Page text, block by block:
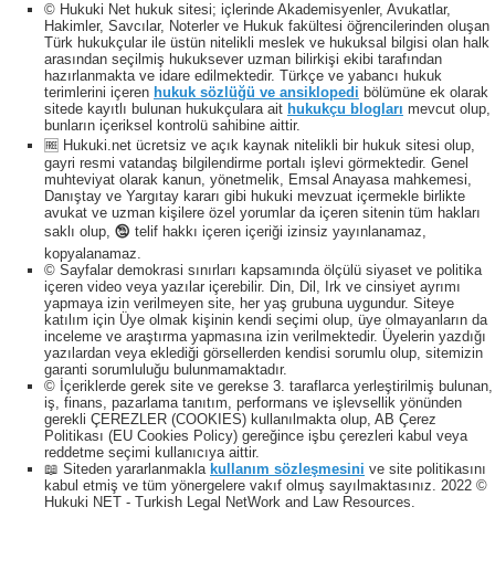
© Hukuki Net hukuk sitesi; içlerinde Akademisyenler, Avukatlar,
Hakimler, Savcılar, Noterler ve Hukuk fakültesi öğrencilerinden oluşan
Türk hukukçular ile üstün nitelikli meslek ve hukuksal bilgisi olan halk
arasından seçilmiş hukuksever uzman bilirkişi ekibi tarafından
hazırlanmakta ve idare edilmektedir. Türkçe ve yabancı hukuk
terimlerini içeren hukuk sözlüğü ve ansiklopedi bölümüne ek olarak
sitede kayıtlı bulunan hukukçulara ait hukukçu blogları mevcut olup,
bunların içeriksel kontrolü sahibine aittir.
🆓 Hukuki.net ücretsiz ve açık kaynak nitelikli bir hukuk sitesi olup,
gayri resmi vatandaş bilgilendirme portalı işlevi görmektedir. Genel
muhteviyat olarak kanun, yönetmelik, Emsal Anayasa mahkemesi,
Danıştay ve Yargıtay kararı gibi hukuki mevzuat içermekle birlikte
avukat ve uzman kişilere özel yorumlar da içeren sitenin tüm hakları
saklı olup, 🕲 telif hakkı içeren içeriği izinsiz yayınlanamaz,
kopyalanamaz.
© Sayfalar demokrasi sınırları kapsamında ölçülü siyaset ve politika
içeren video veya yazılar içerebilir. Din, Dil, Irk ve cinsiyet ayrımı
yapmaya izin verilmeyen site, her yaş grubuna uygundur. Siteye
katılım için Üye olmak kişinin kendi seçimi olup, üye olmayanların da
inceleme ve araştırma yapmasına izin verilmektedir. Üyelerin yazdığı
yazılardan veya eklediği görsellerden kendisi sorumlu olup, sitemizin
garanti sorumluluğu bulunmamaktadır.
© İçeriklerde gerek site ve gerekse 3. taraflarca yerleştirilmiş bulunan,
iş, finans, pazarlama tanıtım, performans ve işlevsellik yönünden
gerekli ÇEREZLER (COOKIES) kullanılmakta olup, AB Çerez
Politikası (EU Cookies Policy) gereğince işbu çerezleri kabul veya
reddetme seçimi kullanıcıya aittir.
📖 Siteden yararlanmakla kullanım sözleşmesini ve site politikasını
kabul etmiş ve tüm yönergelere vakıf olmuş sayılmaktasınız. 2022 ©
Hukuki NET - Turkish Legal NetWork and Law Resources.